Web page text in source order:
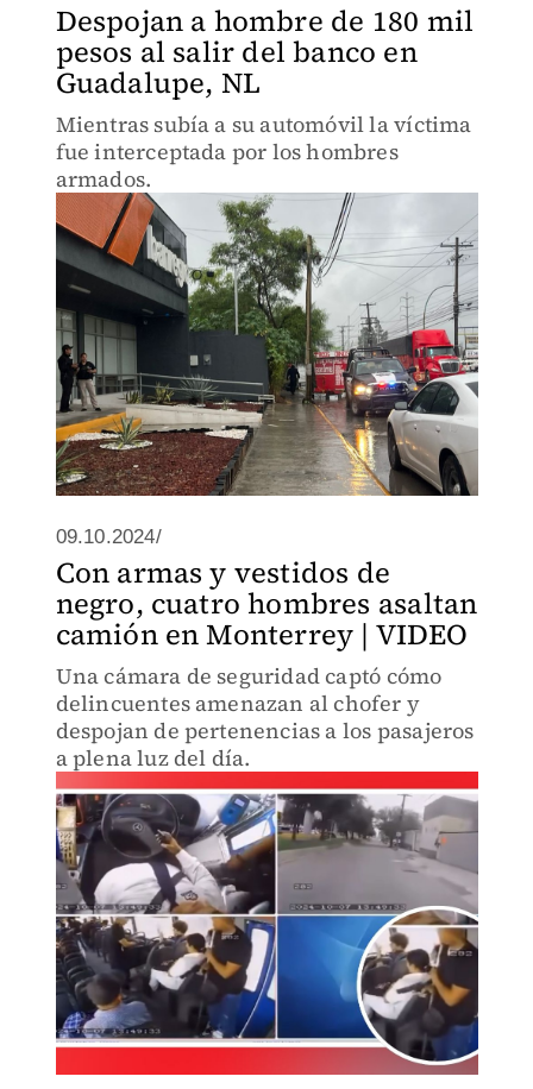
Despojan a hombre de 180 mil
pesos al salir del banco en
Guadalupe, NL
Mientras subía a su automóvil la víctima
fue interceptada por los hombres
armados.
09.10.2024/
Con armas y vestidos de
negro, cuatro hombres asaltan
camión en Monterrey | VIDEO
Una cámara de seguridad captó cómo
delincuentes amenazan al chofer y
despojan de pertenencias a los pasajeros
a plena luz del día.